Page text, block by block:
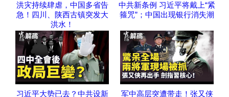
洪灾持续肆虐，中国多省告
急！四川、陕西古镇突发大
洪水！
中共新条例 习近平将戴上“紧
箍咒”；中国出现银行消失潮
习近平大势已去？中共设新 军中高层突遭带走！张又侠